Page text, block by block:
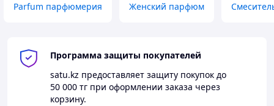
Parfum парфюмерия Женский парфюм
Программа защиты покупателей
satu.kz предоставляет защиту покупок до
50 000 тг при оформлении заказа через
корзину.